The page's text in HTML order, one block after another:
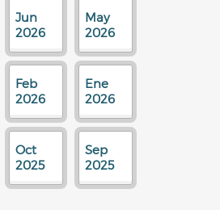
Jun
2026
May
2026
Feb
2026
Ene
2026
Oct
2025
Sep
2025